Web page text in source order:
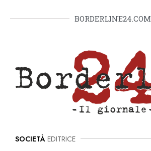
BORDERLINE24.COM
SOCIETÀ EDITRICE